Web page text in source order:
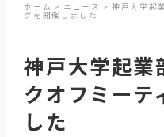
ホーム > ニュース > 神戸大学起
グを開催しました
神戸大学起業
クオフミーテ
した